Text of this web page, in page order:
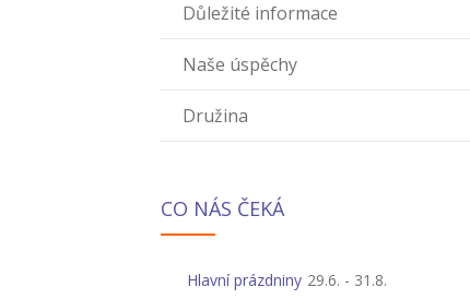
Důležité informace
Naše úspěchy
Družina
CO NÁS ČEKÁ
Hlavní prázdniny 29.6. - 31.8.